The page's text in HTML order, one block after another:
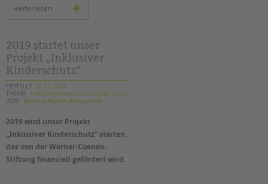
tandem international
Stellenangebote
tandem als Arbeitgeberin
NEWS/BLOG
unkuerzbar
Briefe an Kai
PRESSE
weiterlesen
hilfen
der
tandem
btl
in
treptow-
köpenick
2019 startet unser
Projekt „Inklusiver
Kinderschutz“
ERSTELLT 10.12.2018
THEMA
InklusionKinderschutztandem intern
VON
Barbara Brecht-Hadraschek
2019 wird unser Projekt
„Inklusiver Kinderschutz“ starten,
das von der Werner-Coenen-
Stiftung finanziell gefördert wird.